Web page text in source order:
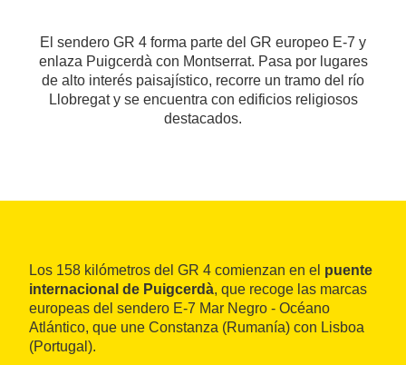
El sendero GR 4 forma parte del GR europeo E-7 y
enlaza Puigcerdà con Montserrat. Pasa por lugares
de alto interés paisajístico, recorre un tramo del río
Llobregat y se encuentra con edificios religiosos
destacados.
Los 158 kilómetros del GR 4 comienzan en el puente
internacional de Puigcerdà, que recoge las marcas
europeas del sendero E-7 Mar Negro - Océano
Atlántico, que une Constanza (Rumanía) con Lisboa
(Portugal).